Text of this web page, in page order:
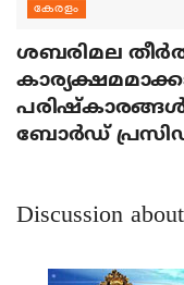
കേരളം
ശബരിമല
പരിഷ്‌കാരങ്ങള്‍
ബോര്‍ഡ്
Discussion